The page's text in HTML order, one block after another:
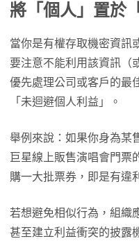
將「個人」置於
當你是有權存取機密資訊
要注意不能利用該資訊（
優先處理公司或客戶的最
「未迴避個人利益」。
舉例來說：如果你身為某
巨星線上販售演唱會門票
購一大批票券，即是有違
若想避免相似行為，組織
甚至建立利益衝突的披露